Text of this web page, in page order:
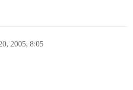
2005, 8:05